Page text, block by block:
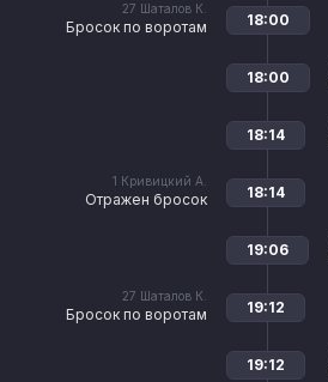
27 Шаталов К.
Бросок по воротам 18:00
18:00
18:14
1 Кривицкий А.
Отражен бросок 18:14
19:06
27 Шаталов К.
Бросок по воротам 19:12
19:12